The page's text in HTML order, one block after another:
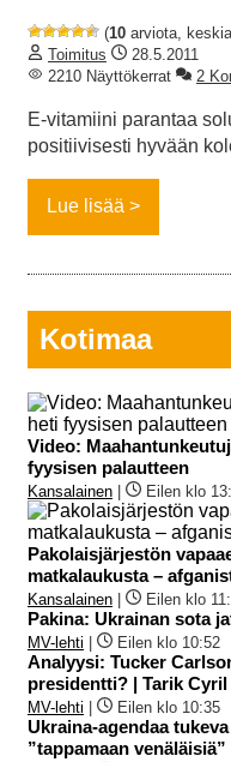
(10 arviota,
Toimitus
28.5.2011
2210 Näyttökerrat
2
E-vitamiini parantaa
positiivisesti hyvään
Lue lisää
Kotimaa
Video:
fyysisen palautteen
Kansalainen Eilen klo
Pakolaisjärjestön
matkalaukusta –
Kansalainen Eilen klo
Pakina: Ukrainan sota
MV-lehti Eilen klo 10:52
Analyysi: Tucker
presidentti? | Tarik Cyril
MV-lehti Eilen klo 10:35
Ukraina-agendaa
”tappamaan venäläisiä”